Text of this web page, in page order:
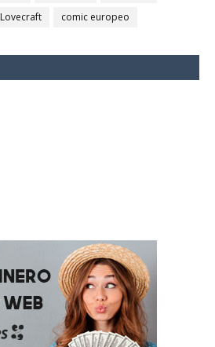
Lovecraft comic europeo